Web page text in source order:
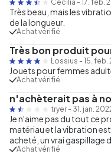
Cecilia - 17. feb.
Très beau, mais les
de la longueur.
Achat vérifié
Très bon produit
Lossius - 15. feb.
Jouets pour femmes
Achat vérifié
n'achèterait pas à
tryer - 31. jan.
Je n'aime pas du tout ce
matériau et la vibration
acheté, un vrai gaspillage
Achat vérifié